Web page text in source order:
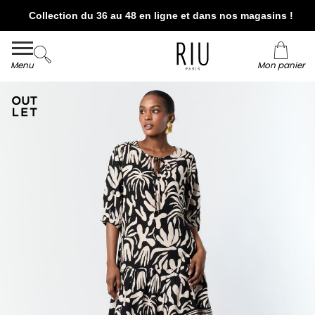
Collection du 36 au 48 en ligne et dans nos magasins !
Livraison et retour offerts* en boutiques RIU
Menu Mon panier